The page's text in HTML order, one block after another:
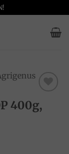
Add to
wishlist
400g,